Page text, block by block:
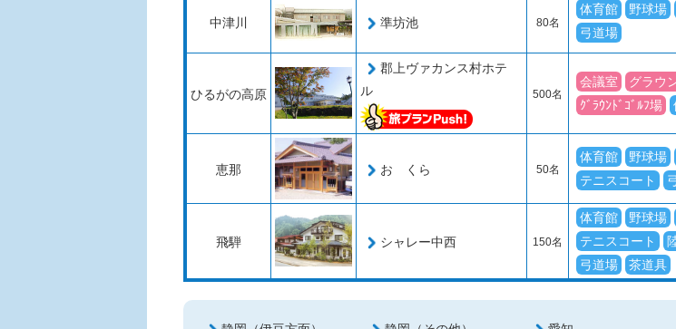
中津川 準坊池 80名
体育館 野球場
弓道場
ひるがの高原
郡上ヴァカンス村ホテ
ル
500名
会議室 グラウ
ｸﾞﾗｳﾝﾄﾞｺﾞﾙﾌ場
恵那 おゝくら 50名
体育館 野球場
テニスコート
飛騨 シャレー中西 150名
体育館 野球場
テニスコート
弓道場
茶道具